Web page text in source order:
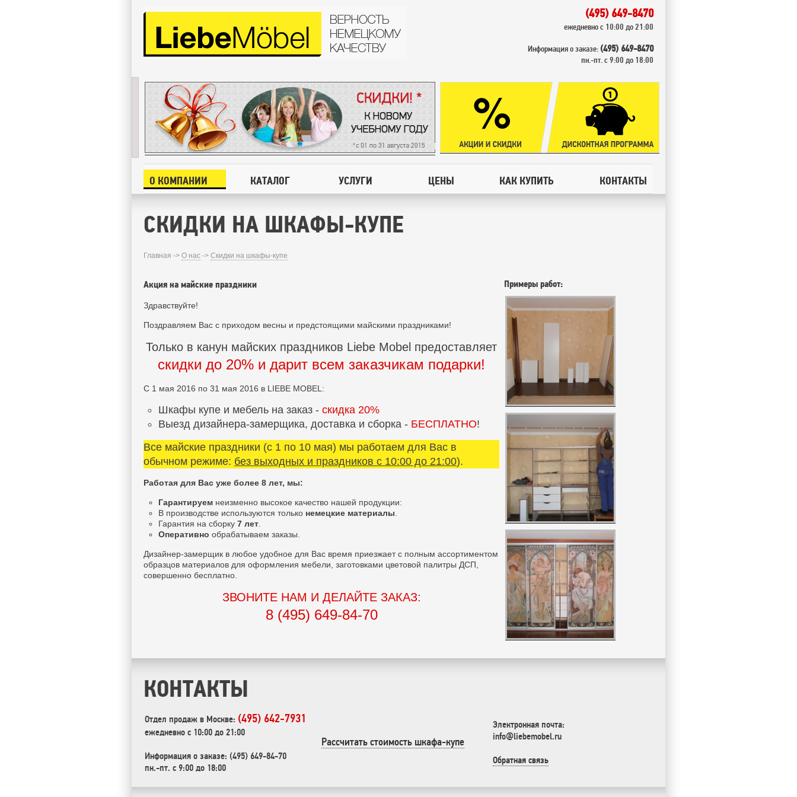
(495) 649-8470
ежедневно с 10:00 до 21:00
Информация о заказе:(495) 649-8470
пн.-пт. с 9:00 до 18:00
О КОМПАНИИ КАТАЛОГ УСЛУГИ ЦЕНЫ КАК КУПИТЬ КОНТАКТЫ
СКИДКИ НА ШКАФЫ-КУПЕ
Главная -> О нас -> Скидки на шкафы-купе
Акция на майские праздники
Здравствуйте!
Поздравляем Вас с приходом весны и предстоящими майскими праздниками!
Только в канун майских праздников Liebe Mobel предоставляет
скидки до 20% и дарит всем заказчикам подарки!
С 1 мая 2016 по 31 мая 2016 в LIEBE MOBEL:
Шкафы купе и мебель на заказ - скидка 20%
Выезд дизайнера-замерщика, доставка и сборка - БЕСПЛАТНО!
Все майские праздники (с 1 по 10 мая) мы работаем для Вас в
обычном режиме: без выходных и праздников с 10:00 до 21:00).
Работая для Вас уже более 8 лет, мы:
Гарантируем неизменно высокое качество нашей продукции:
В производстве используются только немецкие материалы
Гарантия на сборку 7 лет
Оперативно обрабатываем заказы.
Дизайнер-замерщик в любое удобное для Вас время приезжает с полным ассортиментом
образцов материалов для оформления мебели, заготовками цветовой палитры ДСП,
совершенно бесплатно.
ЗВОНИТЕ НАМ И ДЕЛАЙТЕ ЗАКАЗ:
8 (495) 649-84-70
Примеры работ:
КОНТАКТЫ
Отдел продаж в Москве: (495) 642-7931
ежедневно с 10:00 до 21:00
Информация о заказе: (495) 649-84-70
пн.-пт. с 9:00 до 18:00
Рассчитать стоимость шкафа-купе
Электронная почта:
info@liebemobel.ru
Обратная связь